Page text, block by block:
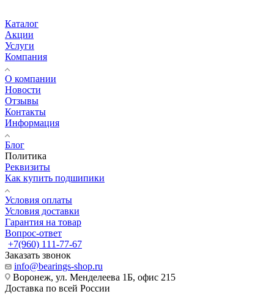
Каталог
Акции
Услуги
Компания
О компании
Новости
Отзывы
Контакты
Информация
Блог
Политика
Реквизиты
Как купить подшипики
Условия оплаты
Условия доставки
Гарантия на товар
Вопрос-ответ
+7(960) 111-77-67
Заказать звонок
info@bearings-shop.ru
Воронеж, ул. Менделеева 1Б, офис 215
Доставка по всей России